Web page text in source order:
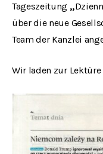
Tageszeitung „
über die neue
Team der Kanzlei
Wir laden zur